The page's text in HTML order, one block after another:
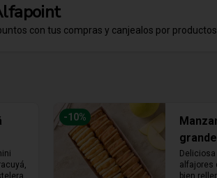
con tus compras y canjealos por
-10%
grande
alfajores
bien